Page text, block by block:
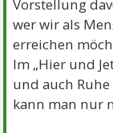
Vorstellung
wer wir als
erreichen
Im „Hier und
und auch
kann man nur